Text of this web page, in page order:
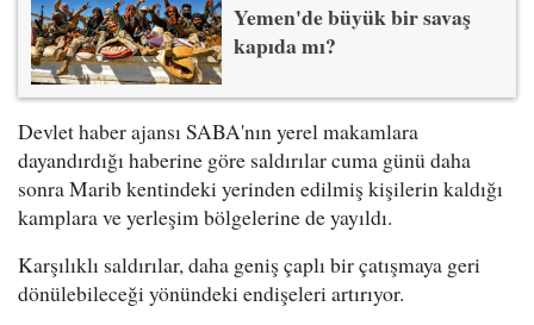
Yemen'de büyük bir savaş
kapıda mı?
Devlet haber ajansı SABA'nın yerel makamlara
dayandırdığı haberine göre saldırılar cuma günü daha
sonra Marib kentindeki yerinden edilmiş kişilerin kaldığı
kamplara ve yerleşim bölgelerine de yayıldı.
Karşılıklı saldırılar, daha geniş çaplı bir çatışmaya geri
dönülebileceği yönündeki endişeleri artırıyor.